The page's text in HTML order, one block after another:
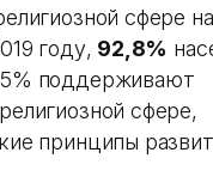
сфере
году, 92,8%
поддерживают
сфере,
принципы